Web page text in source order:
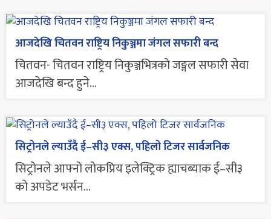
आजदेखि चितवन राष्ट्रिय निकुञ्जमा जंगल सफारी बन्द
चितवन- चितवन राष्ट्रिय निकुञ्जभित्रको जङ्गल सफारी सेवा
आजदेखि बन्द हुने...
सिट्रोनले ल्याउँदै ई–सी३ एक्स, पहिलो टिजर सार्वजनिक
सिट्रोनले आफ्नो लोकप्रिय इलेक्ट्रिक ह्याचब्याक ई–सी३
को अपडेट भर्सन...